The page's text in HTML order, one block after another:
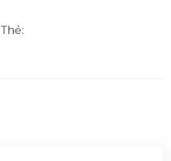
Thẻ: